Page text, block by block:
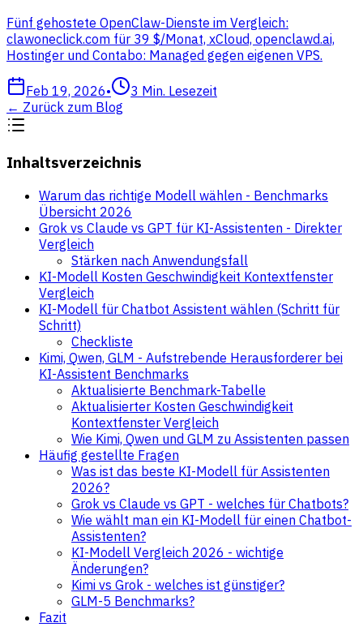
Fünf gehostete OpenClaw-Dienste im Vergleich:
clawoneclick.com für 39 $/Monat, xCloud, openclawd.ai,
Hostinger und Contabo: Managed gegen eigenen VPS.
Feb 19, 2026• 3 Min. Lesezeit
← Zurück zum Blog
Inhaltsverzeichnis
Warum das richtige Modell wählen - Benchmarks
Übersicht 2026
Grok vs Claude vs GPT für KI-Assistenten - Direkter
Vergleich
Stärken nach Anwendungsfall
KI-Modell Kosten Geschwindigkeit Kontextfenster
Vergleich
KI-Modell für Chatbot Assistent wählen (Schritt für
Schritt)
Checkliste
Kimi, Qwen, GLM - Aufstrebende Herausforderer bei
KI-Assistent Benchmarks
Aktualisierte Benchmark-Tabelle
Aktualisierter Kosten Geschwindigkeit
Kontextfenster Vergleich
Wie Kimi, Qwen und GLM zu Assistenten passen
Häufig gestellte Fragen
Was ist das beste KI-Modell für Assistenten
2026?
Grok vs Claude vs GPT - welches für Chatbots?
Wie wählt man ein KI-Modell für einen Chatbot-
Assistenten?
KI-Modell Vergleich 2026 - wichtige
Änderungen?
Kimi vs Grok - welches ist günstiger?
GLM-5 Benchmarks?
Fazit